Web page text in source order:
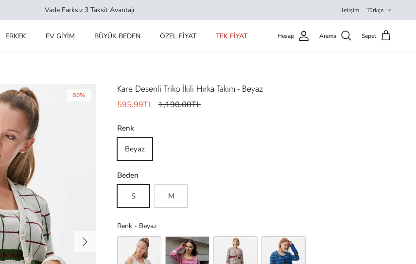
Vade Farksız 3 Taksit Avantajı İletişim Türkçe
ERKEK EV GİYİM BÜYÜK BEDEN ÖZEL FİYAT TEK FİYAT Hesap Arama Sepet
Sonraki
50% Kare Desenli Triko İkili Hırka Takım - Beyaz
595.99TL 1,190.00TL
Renk
Beyaz
Beden
S M
Renk - BeyazRenk